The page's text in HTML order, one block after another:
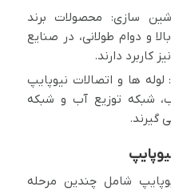
سازی: محصولات برند
و دوام طولانی، در صنایع
کاربرد دارند.
ها و اتصالات نیوپایپ
شبکه توزیع آب و شبکه
گیرند.
شامل چندین مرحله